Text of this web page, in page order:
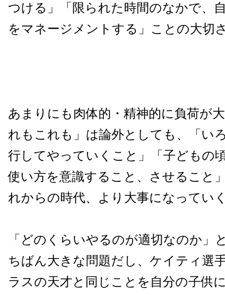
つける」「限られた時間のなかで、
をマネージメントする」ことの大切
あまりにも肉体的・精神的に負荷が
れもこれも」は論外としても、「い
行してやっていくこと」「子どもの
使い方を意識すること、させること
れからの時代、より大事になってい
「どのくらいやるのが適切なのか」
ちばん大きな問題だし、ケイティ選
ラスの天才と同じことを自分の子供